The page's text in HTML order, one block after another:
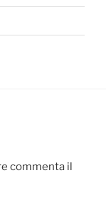
commenta il